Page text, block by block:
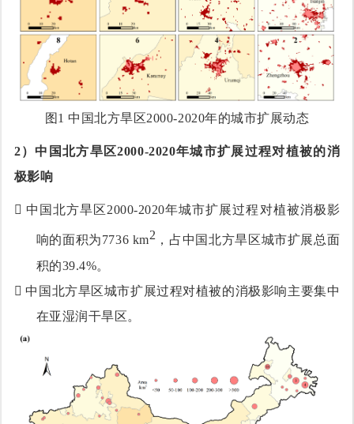
图1 中国北方旱区2000-2020年的城市扩展动态
2） 中国北方旱区2000-2020年城市扩展过程对植被的消
极影响
 中国北方旱区2000-2020年城市扩展过程对植被消极影
响的面积为7736 km2 ，占中国北方旱区城市扩展总面
积的39.4%。
 中国北方旱区城市扩展过程对植被的消极影响主要集中
在亚湿润干旱区。